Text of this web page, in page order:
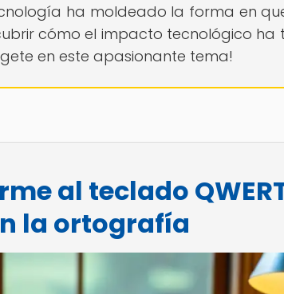
ha moldeado la forma en
cómo el impacto tecnológico
en este apasionante tema!
al teclado
la ortografía